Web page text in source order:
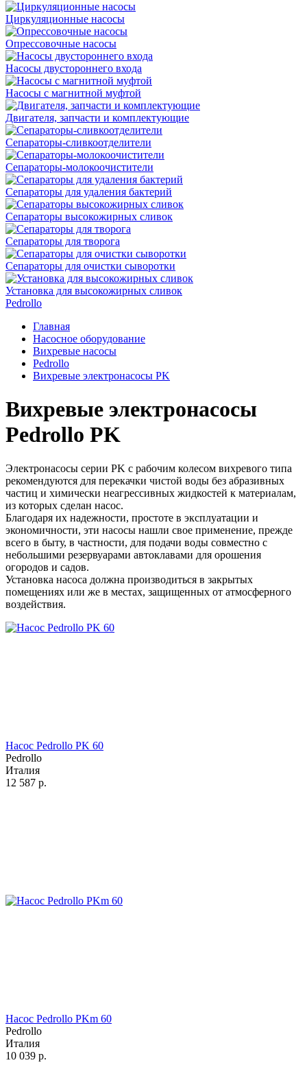
Циркуляционные насосы
Опрессовочные насосы
Насосы двустороннего входа
Насосы с магнитной муфтой
Двигателя, запчасти и комплектующие
Сепараторы-сливкоотделители
Сепараторы-молокоочистители
Сепараторы для удаления бактерий
Сепараторы высокожирных сливок
Сепараторы для творога
Сепараторы для очистки сыворотки
Установка для высокожирных сливок
Pedrollo
Главная
Насосное оборудование
Вихревые насосы
Pedrollo
Вихревые электронасосы PK
Вихревые электронасосы
Pedrollo PK
Электронасосы серии PK с рабочим колесом вихревого типа
рекомендуются для перекачки чистой воды без абразивных
частиц и химически неагрессивных жидкостей к материалам,
из которых сделан насос.
Благодаря их надежности, простоте в эксплуатации и
экономичности, эти насосы нашли свое применение, прежде
всего в быту, в частности, для подачи воды совместно с
небольшими резервуарами автоклавами для орошения
огородов и садов.
Установка насоса должна производиться в закрытых
помещениях или же в местах, защищенных от атмосферного
воздействия.
Насос Pedrollo PK 60
Pedrollo
Италия
12 587 р.
Насос Pedrollo PKm 60
Pedrollo
Италия
10 039 р.